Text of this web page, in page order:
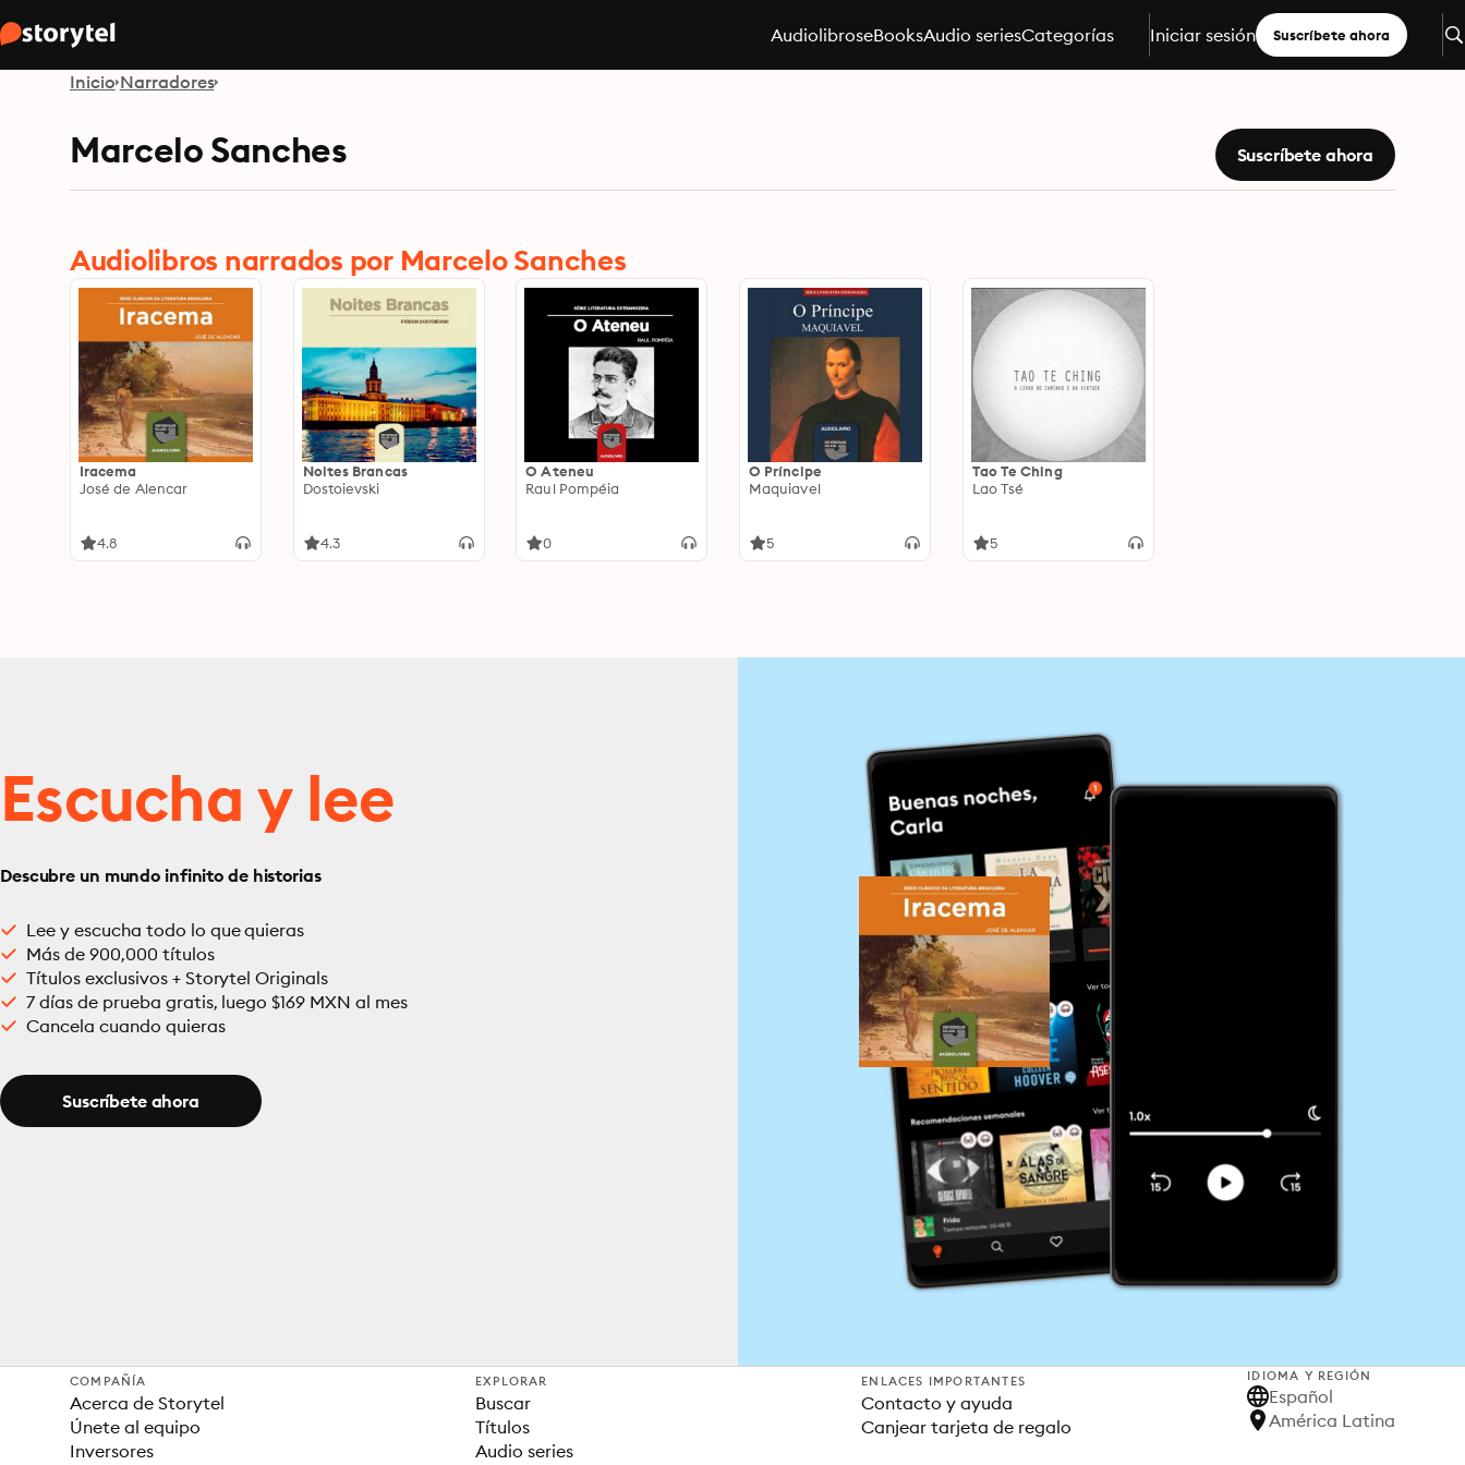
AudiolibroseBooksAudio seriesCategorías Iniciar sesión Suscríbete ahora
Inicio Narradores
Marcelo Sanches Suscríbete ahora
Audiolibros narrados por Marcelo Sanches
Iracema
José de Alencar
4.8
Noites Brancas
Dostoievski
4.3
O Ateneu
Raul Pompéia
0
O Príncipe
Maquiavel
5
Tao Te Ching
Lao Tsé
5
Escucha y lee
Descubre un mundo infinito de historias
Lee y escucha todo lo que quieras
Más de 900,000 títulos
Títulos exclusivos + Storytel Originals
7 días de prueba gratis, luego $169 MXN al mes
Cancela cuando quieras
Suscríbete ahora
COMPAÑÍA
Acerca de Storytel
Únete al equipo
Inversores
EXPLORAR
Buscar
Títulos
Audio series
ENLACES IMPORTANTES
Contacto y ayuda
Canjear tarjeta de regalo
IDIOMA Y REGIÓN
Español
América Latina